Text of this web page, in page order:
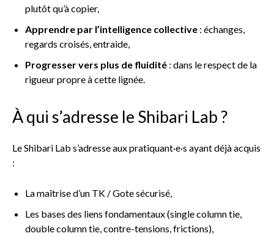
plutôt qu’à copier,
Apprendre par l’intelligence collective : échanges,
regards croisés, entraide,
Progresser vers plus de fluidité : dans le respect de la
rigueur propre à cette lignée.
À qui s’adresse le Shibari Lab ?
Le Shibari Lab s’adresse aux pratiquant·e·s ayant déjà acquis
:
La maîtrise d’un TK / Gote sécurisé,
Les bases des liens fondamentaux (single column tie,
double column tie, contre-tensions, frictions),